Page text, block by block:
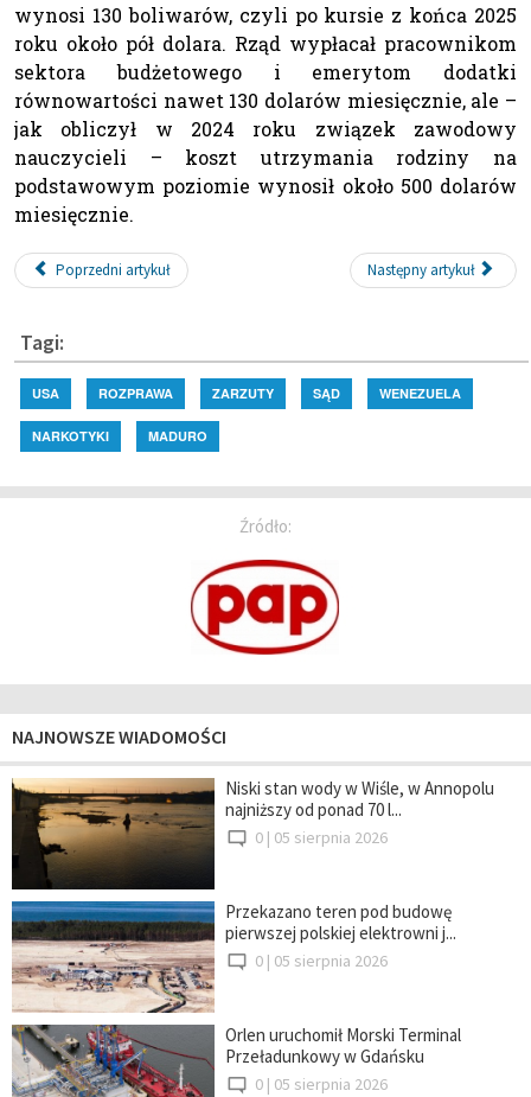
wynosi 130 boliwarów, czyli po kursie z końca 2025
roku około pół dolara. Rząd wypłacał pracownikom
sektora budżetowego i emerytom dodatki
równowartości nawet 130 dolarów miesięcznie, ale –
jak obliczył w 2024 roku związek zawodowy
nauczycieli – koszt utrzymania rodziny na
podstawowym poziomie wynosił około 500 dolarów
miesięcznie.
Poprzedni artykuł Następny artykuł
Tagi:
USA ROZPRAWA ZARZUTY SĄD WENEZUELA
NARKOTYKI MADURO
Źródło:
NAJNOWSZE WIADOMOŚCI
Niski stan wody w Wiśle, w Annopolu
najniższy od ponad 70 l...
0 | 05 sierpnia 2026
Przekazano teren pod budowę
pierwszej polskiej elektrowni j...
0 | 05 sierpnia 2026
Orlen uruchomił Morski Terminal
Przeładunkowy w Gdańsku
0 | 05 sierpnia 2026